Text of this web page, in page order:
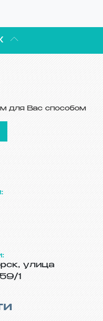
для Вас способом
улица
1